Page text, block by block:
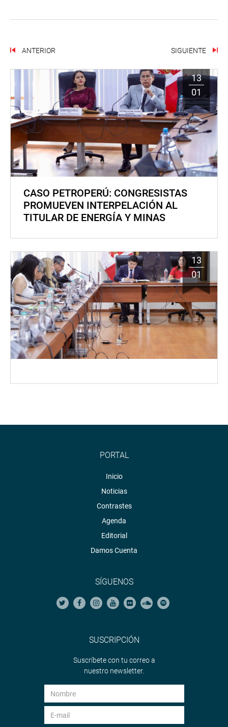
ANTERIOR SIGUIENTE
13
01
CASO PETROPERÚ: CONGRESISTAS
PROMUEVEN INTERPELACIÓN AL
TITULAR DE ENERGÍA Y MINAS
13
01
PORTAL
Inicio
Noticias
Contrastes
Agenda
Editorial
Damos Cuenta
SÍGUENOS
SUSCRIPCIÓN
Suscríbete con tu correo a
nuestro newsletter.